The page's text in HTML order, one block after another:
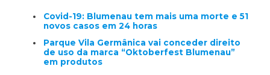
Covid-19: Blumenau tem mais uma morte e 51
novos casos em 24 horas
Parque Vila Germânica vai conceder direito
de uso da marca “Oktoberfest Blumenau”
em produtos